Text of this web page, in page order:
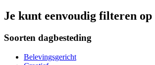
Je kunt eenvoudig filteren op
Soorten dagbesteding
Belevingsgericht